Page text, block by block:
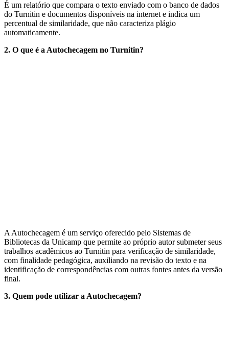
É um relatório que compara o texto enviado com o banco de dados
do Turnitin e documentos disponíveis na internet e indica um
percentual de similaridade, que não caracteriza plágio
automaticamente.
2. O que é a Autochecagem no Turnitin?
A Autochecagem é um serviço oferecido pelo Sistemas de
Bibliotecas da Unicamp que permite ao próprio autor submeter seus
trabalhos acadêmicos ao Turnitin para verificação de similaridade,
com finalidade pedagógica, auxiliando na revisão do texto e na
identificação de correspondências com outras fontes antes da versão
final.
3. Quem pode utilizar a Autochecagem?